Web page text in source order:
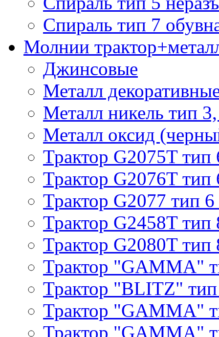
Спираль тип 7
Молнии
Джинсовые
Металл
Металл никель тип
Металл оксид
Трактор G2075T тип
Трактор G2076T тип
Трактор G2077 тип 6
Трактор G2458T тип
Трактор G2080T тип
Трактор "GAMMA"
Трактор "BLITZ"
Трактор "GAMMA"
Трактор "GAMMA"